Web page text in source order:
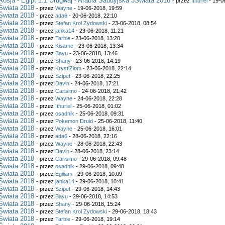
2018 - przezWayne - 19-06-2018, 19:59
2018 - przezada6 - 20-06-2018, 22:10
2018 - przezStefan Krol Zydowski - 23-06-2018, 08:54
2018 - przezjanka14 - 23-06-2018, 11:21
2018 - przezTarble - 23-06-2018, 13:20
2018 - przez Kisame - 23-06-2018, 13:34
2018 - przez Bayu - 23-06-2018, 13:46
2018 - przezShany - 23-06-2018, 14:19
2018 - przez KrystiZiom - 23-06-2018, 22:14
2018 - przezSzipet - 23-06-2018, 22:25
2018 - przez Davin - 24-06-2018, 17:21
2018 - przezCarisimo - 24-06-2018, 21:42
2018 - przezWayne - 24-06-2018, 22:28
2018 - przez Ithuriel - 25-06-2018, 01:02
2018 - przezosadnik - 25-06-2018, 09:31
2018 - przez Pokemon Druid - 25-06-2018, 11:40
2018 - przezWayne - 25-06-2018, 16:01
2018 - przezada6 - 28-06-2018, 22:16
2018 - przezWayne - 28-06-2018, 22:43
2018 - przez Davin - 28-06-2018, 23:14
2018 - przezCarisimo - 29-06-2018, 09:48
2018 - przezosadnik - 29-06-2018, 09:48
2018 - przez Egiliam - 29-06-2018, 10:09
2018 - przezjanka14 - 29-06-2018, 10:41
2018 - przezSzipet - 29-06-2018, 14:43
2018 - przez Bayu - 29-06-2018, 14:53
2018 - przezShany - 29-06-2018, 15:24
2018 - przezStefan Krol Zydowski - 29-06-2018, 18:43
2018 - przezTarble - 29-06-2018, 19:14